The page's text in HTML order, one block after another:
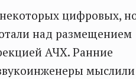
цифровых,
над размещением
АЧХ. Ранние
мыслили